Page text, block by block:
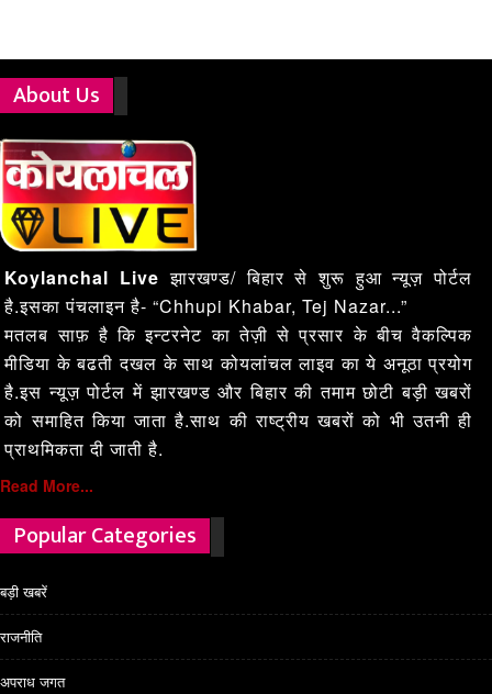
About Us
Koylanchal Live झारखण्ड/ बिहार से शुरू हुआ न्यूज़ पोर्टल
है.इसका पंचलाइन है- “Chhupi Khabar, Tej Nazar...”
मतलब साफ़ है कि इन्टरनेट का तेज़ी से प्रसार के बीच वैकल्पिक
मीडिया के बढती दखल के साथ कोयलांचल लाइव का ये अनूठा प्रयोग
है.इस न्यूज़ पोर्टल में झारखण्ड और बिहार की तमाम छोटी बड़ी खबरों
को समाहित किया जाता है.साथ की राष्ट्रीय खबरों को भी उतनी ही
प्राथमिकता दी जाती है.
Read More...
Popular Categories
बड़ी खबरें
राजनीति
अपराध जगत